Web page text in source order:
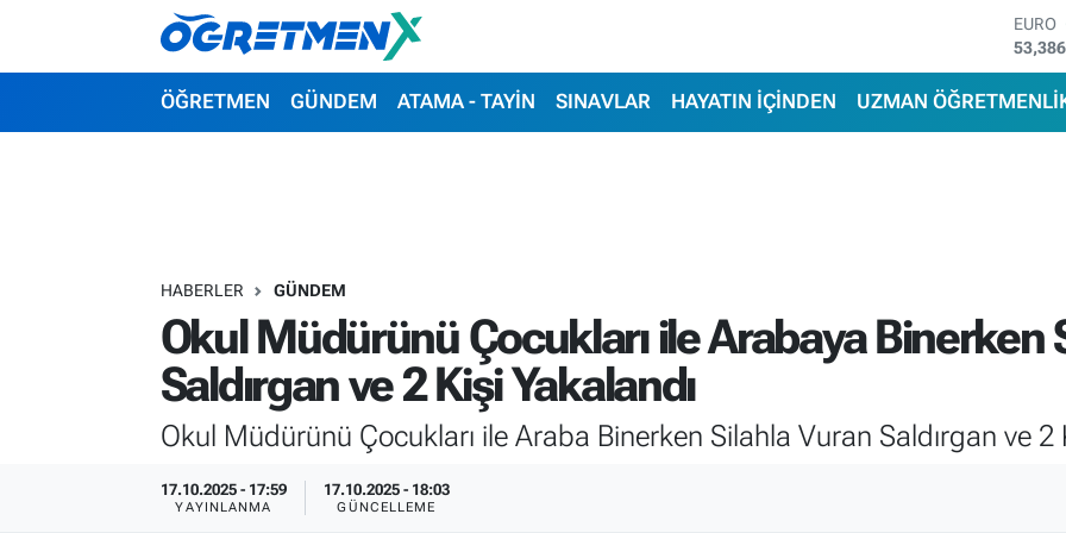
ÖĞRETMEN GÜNDEM ATAMA - TAYİN SINAVLAR HAYATIN İÇİNDEN UZMAN
HABERLER GÜNDEM
Okul Müdürünü Çocukları ile Arabaya Binerken
Saldırgan ve 2 Kişi Yakalandı
Okul Müdürünü Çocukları ile Araba Binerken Silahla Vuran Saldırgan ve 2
17.10.2025 - 17:59
YAYINLANMA
17.10.2025 - 18:03
GÜNCELLEME
ÖĞRETMEN
HAYATIN İÇİNDEN
UZMAN ÖĞRETMENLİK
İstanbul Nöbetçi Eczaneler
Süper Lig Puan Durumu ve Fikstür
Tüm Manşetler
Son Dakika Haberleri
Haber Arşivi